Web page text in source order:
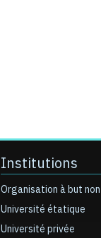
Institutions
Organisation à but
Université étatique
Université privée